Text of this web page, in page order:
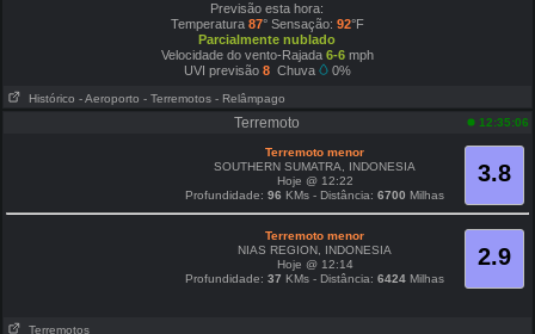
Previsão esta hora:
Temperatura 87° Sensação: 92°F
Parcialmente nublado
Velocidade do vento-Rajada 6-6mph
UVI previsão 8Chuva 0%
Histórico - Aeroporto - Terremotos - Relâmpago
Terremoto 12:35:06
3.8
Terremoto menor
SOUTHERN SUMATRA, INDONESIA
Hoje @ 12:22
Profundidade:96 KMs - Distância:6700 Milhas
2.9
Terremoto menor
NIAS REGION, INDONESIA
Hoje @ 12:14
Profundidade:37 KMs - Distância:6424 Milhas
Terremotos